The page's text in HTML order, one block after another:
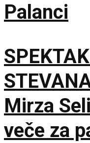
Palanci
Mirza
veče za